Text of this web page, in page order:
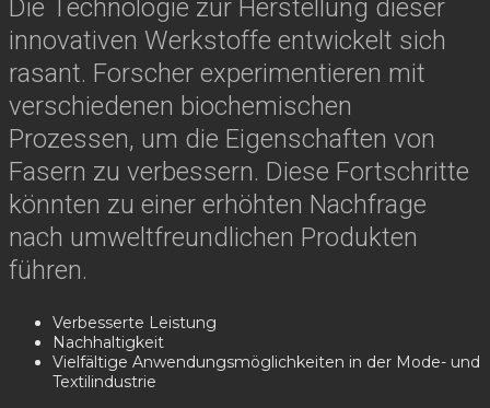
Die Technologie zur Herstellung dieser
innovativen Werkstoffe entwickelt sich
rasant. Forscher experimentieren mit
verschiedenen biochemischen
Prozessen, um die Eigenschaften von
Fasern zu verbessern. Diese Fortschritte
könnten zu einer erhöhten Nachfrage
nach umweltfreundlichen Produkten
führen.
Verbesserte Leistung
Nachhaltigkeit
Vielfältige Anwendungsmöglichkeiten in der Mode- und
Textilindustrie